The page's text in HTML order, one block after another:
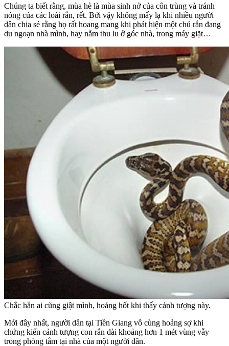
Chúng ta biết rằng, mùa hè là mùa sinh nở của côn trùng và tránh
nóng của các loài rắn, rết. Bởi vậy không mấy lạ khi nhiều người
dân chia sẻ rằng họ rất hoang mang khi phát hiện một chú rắn đang
du ngoạn nhà mình, hay nằm thu lu ở góc nhà, trong máy giặt…
Chắc hẳn ai cũng giật mình, hoảng hốt khi thấy cảnh tượng này.
Mới đây nhất, người dân tại Tiền Giang vô cùng hoảng sợ khi
chứng kiến cảnh tượng con rắn dài khoảng hơn 1 mét vùng vẫy
trong phòng tắm tại nhà của một người dân.